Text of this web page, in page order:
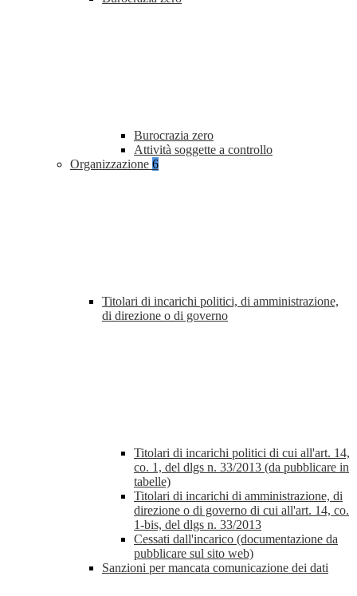
Burocrazia zero
Attività soggette a controllo
Organizzazione 6
Titolari di incarichi politici, di amministrazione,
di direzione o di governo
Titolari di incarichi politici di cui all'art. 14,
co. 1, del dlgs n. 33/2013 (da pubblicare in
tabelle)
Titolari di incarichi di amministrazione, di
direzione o di governo di cui all'art. 14, co.
1-bis, del dlgs n. 33/2013
Cessati dall'incarico (documentazione da
pubblicare sul sito web)
Sanzioni per mancata comunicazione dei dati